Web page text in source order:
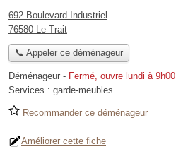
692 Boulevard Industriel
76580 Le Trait
📞 Appeler ce déménageur
Déménageur - Fermé, ouvre lundi à 9h00
Services : garde-meubles
Recommander ce déménageur
Améliorer cette fiche